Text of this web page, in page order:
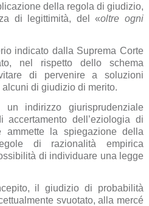
della regola di giudizio,
di legittimità, del «oltre ogni
indicato dalla Suprema Corte
nel rispetto dello schema
di pervenire a soluzioni
di giudizio di merito.
un indirizzo giurisprudenziale
dell’eziologia di
ammette la spiegazione della
di razionalità empirica
di individuare una legge
il giudizio di probabilità
svuotato, alla mercé